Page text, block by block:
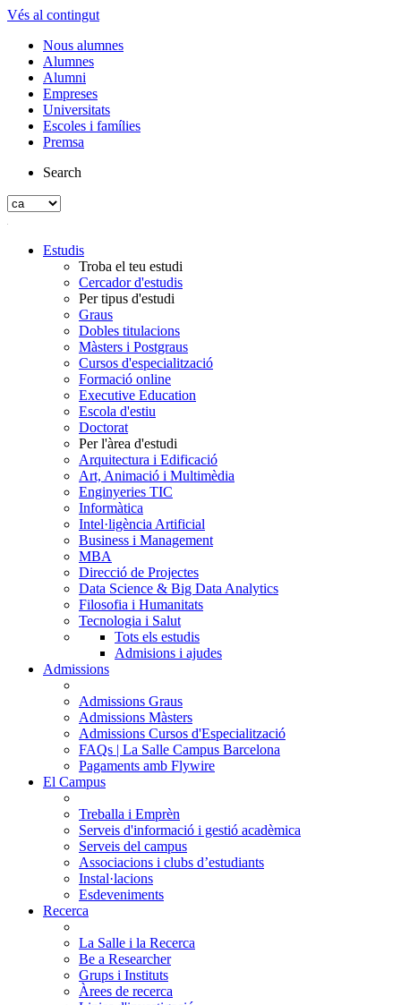
Vés al contingut
Nous alumnes
Alumnes
Alumni
Empreses
Universitats
Escoles i famílies
Premsa
Search
Estudis
Troba el teu estudi
Cercador d'estudis
Per tipus d'estudi
Graus
Dobles titulacions
Màsters i Postgraus
Cursos d'especialització
Formació online
Executive Education
Escola d'estiu
Doctorat
Per l'àrea d'estudi
Arquitectura i Edificació
Art, Animació i Multimèdia
Enginyeries TIC
Informàtica
Intel·ligència Artificial
Business i Management
MBA
Direcció de Projectes
Data Science & Big Data Analytics
Filosofia i Humanitats
Tecnologia i Salut
Tots els estudis
Admisions i ajudes
Admissions
Admissions Graus
Admissions Màsters
Admissions Cursos d'Especialització
FAQs | La Salle Campus Barcelona
Pagaments amb Flywire
El Campus
Treballa i Emprèn
Serveis d'informació i gestió acadèmica
Serveis del campus
Associacions i clubs d’estudiants
Instal·lacions
Esdeveniments
Recerca
La Salle i la Recerca
Be a Researcher
Grups i Instituts
Àrees de recerca